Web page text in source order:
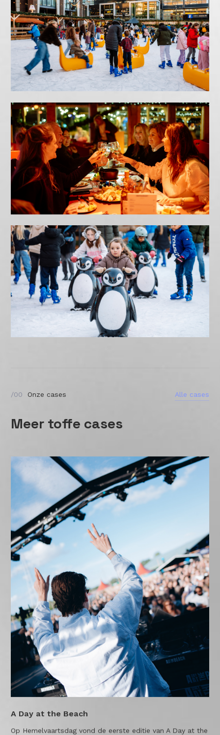
/00 Onze cases
Meer toffe cases
Alle cases
A Day at the Beach
Op Hemelvaartsdag vond de eerste editie van A Day at the